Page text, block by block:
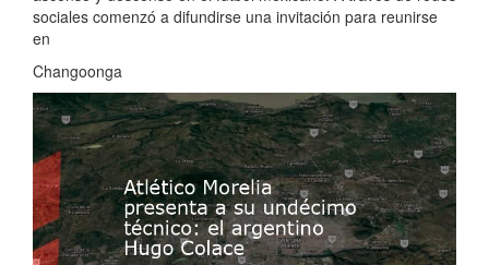
sociales comenzó a difundirse una invitación para reunirse
en
Changoonga